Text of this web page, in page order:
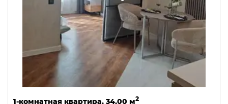
1-комнатная квартира, 34,00 м2